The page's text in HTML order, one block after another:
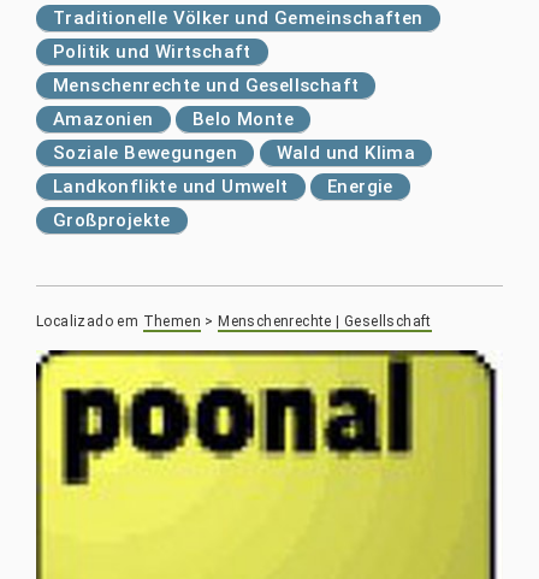
Traditionelle Völker und Gemeinschaften
Politik und Wirtschaft
Menschenrechte und Gesellschaft
Amazonien
Belo Monte
Soziale Bewegungen
Wald und Klima
Landkonflikte und Umwelt
Energie
Großprojekte
Localizado em Themen >Menschenrechte | Gesellschaft